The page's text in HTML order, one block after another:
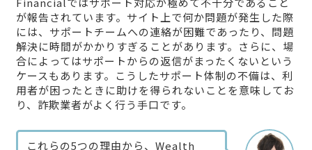
が報告されています。サイト上で何か問題が発生した際
には、サポートチームへの連絡が困難であったり、問題
解決に時間がかかりすぎることがあります。さらに、場
合によってはサポートからの返信がまったくないという
ケースもあります。こうしたサポート体制の不備は、利
用者が困ったときに助けを得られないことを意味してお
り、詐欺業者がよく行う手口です。
これらの5つの理由から、Wealth